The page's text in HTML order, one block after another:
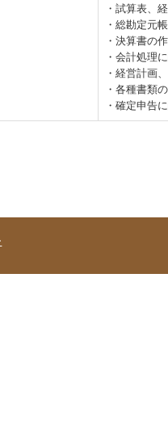
・試算表、
・総勘定元
・決算書の
・会計処理
・経営計画
・各種書類
・確定申告